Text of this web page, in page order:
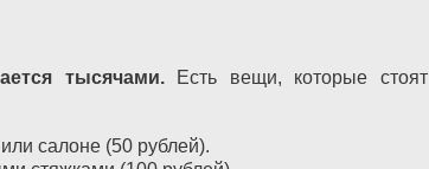
тысячами.Есть вещи, которые стоят
салоне (50 рублей).